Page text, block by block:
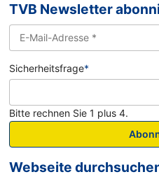
TVB Newsletter
Sicherheitsfrage*
Bitte rechnen Sie 1 plus 4.
Webseite